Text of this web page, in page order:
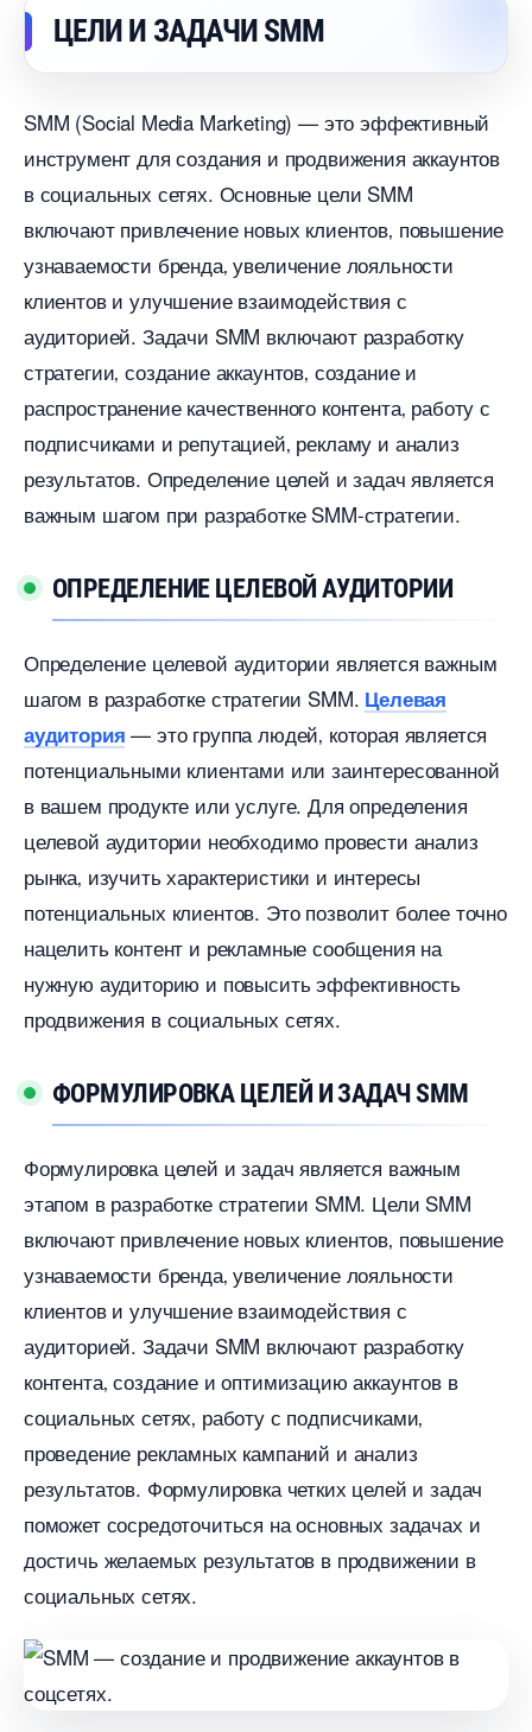
ЦЕЛИ И ЗАДАЧИ SMM
SMM (Social Media Marketing) — это эффективный
инструмент для создания и продвижения аккаунто
социальных сетях.​ Основные цели SMM
ключают привлечение новых клиентов‚ повышение
узнаваемости бренда‚ увеличение лояльности
клиентов и улучшение взаимодействия с
аудиторией.​ Задачи SMM включают разработку
стратегии‚ создание аккаунтов‚ создание и
распространение качественного контента‚ работу с
подписчиками и репутацией‚ рекламу и анализ
результатов. Определение целей и задач является
ажным шагом при разработке SMM-стратегии.
ОПРЕДЕЛЕНИЕ ЦЕЛЕВОЙ АУДИТОРИИ
Определение целевой аудитории является важным
шагом в разработке стратегии SMM.​ Целевая
аудитория — это группа людей‚ которая является
потенциальными клиентами или заинтересованной
ашем продукте или услуге.​ Для определения
целевой аудитории необходимо провести анализ
рынка‚ изучить характеристики и интересы
потенциальных клиентов.​ Это позволит более точно
нацелить контент и рекламные сообщения на
нужную аудиторию и повысить эффективность
продвижения в социальных сетях.
ФОРМУЛИРОВКА ЦЕЛЕЙ И ЗАДАЧ SMM
Формулировка целей и задач является важным
этапом в разработке стратегии SMM.​ Цели SMM
ключают привлечение новых клиентов‚ повышение
узнаваемости бренда‚ увеличение лояльности
клиентов и улучшение взаимодействия с
аудиторией.​ Задачи SMM включают разработку
контента‚ создание и оптимизацию аккаунто
социальных сетях‚ работу с подписчиками
проведение рекламных кампаний и анализ
результатов.​ Формулировка четких целей и задач
поможет сосредоточиться на основных задачах и
достичь желаемых результатов в продвижении
социальных сетях.​